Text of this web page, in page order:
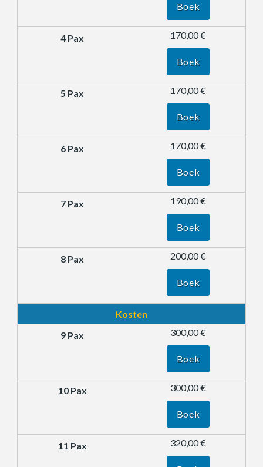
Boek
170,00 €
Boek
170,00 €
Boek
170,00 €
Boek
190,00 €
Boek
200,00 €
Boek
Kosten
300,00 €
Boek
300,00 €
Boek
320,00 €